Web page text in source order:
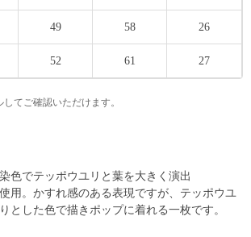
49 58 26
52 61 27
てご確認いただけます。
色でテッポウユリと葉を大きく演出
用。かすれ感のある表現ですが、テッポウユ
とした色で描きポップに着れる一枚です。